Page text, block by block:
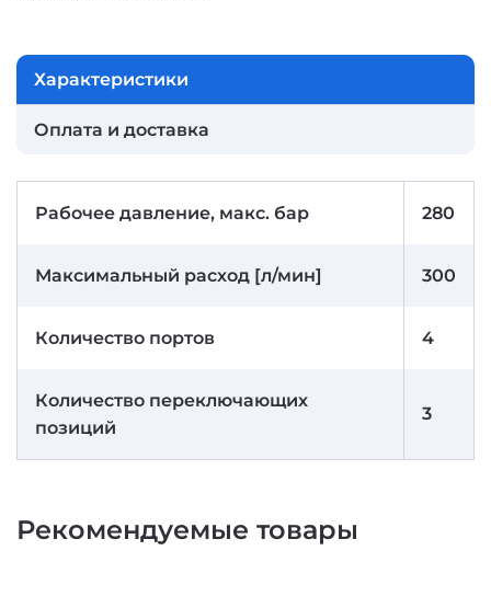
Характеристики
Оплата и доставка
Рабочее давление, макс. бар 280
Максимальный расход [л/мин] 300
Количество портов 4
Количество переключающих
позиций
3
Рекомендуемые товары